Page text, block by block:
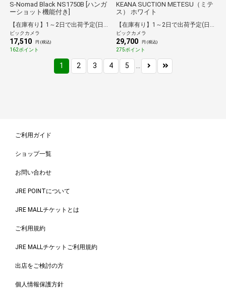
S-Nomad Black NS1750B [ハンガ
ーショット機能付き]
【在庫有り】1～2日で出荷予定(日付指定可)
ビックカメラ
17,510 円 (税込)
162ポイント
KEANA SUCTION METESU（ミテ
ス） ホワイト
【在庫有り】1～2日で出荷予定(日付指定可)
ビックカメラ
29,700 円 (税込)
275ポイント
1 2 3 4 5
ご利用ガイド
ショップ一覧
お問い合わせ
JRE POINTについて
JRE MALLチケットとは
ご利用規約
JRE MALLチケットご利用規約
出店をご検討の方
個人情報保護方針